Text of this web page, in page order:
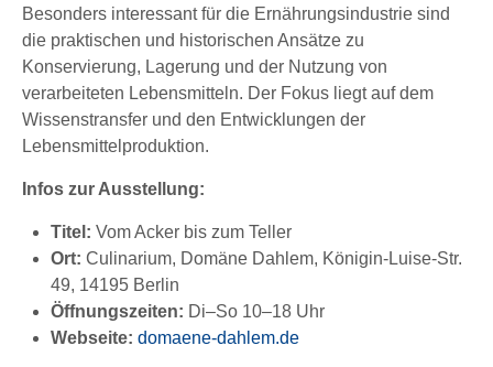
Besonders interessant für die Ernährungsindustrie sind
die praktischen und historischen Ansätze zu
Konservierung, Lagerung und der Nutzung von
verarbeiteten Lebensmitteln. Der Fokus liegt auf dem
Wissenstransfer und den Entwicklungen der
Lebensmittelproduktion.
Infos zur Ausstellung:
Titel: Vom Acker bis zum Teller
Ort: Culinarium, Domäne Dahlem, Königin-Luise-Str.
49, 14195 Berlin
Öffnungszeiten: Di–So 10–18 Uhr
Webseite: domaene-dahlem.de